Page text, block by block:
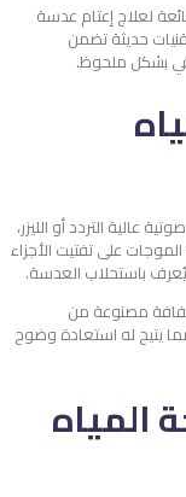
لعلاج إعتام عدسة
حديثة تضمن
بشكل ملحوظ.
عالية التردد أو الليزر،
على تفتيت الأجزاء
باستحلاب العدسة.
شفافة مصنوعة من
يتيح له استعادة وضوح
المياه